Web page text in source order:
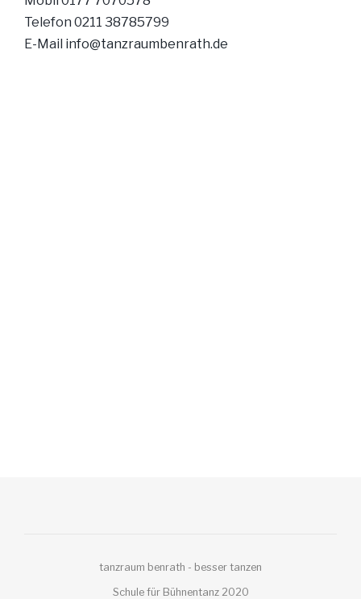
Telefon 0211 38785799
E-Mail info@tanzraumbenrath.de
tanzraum benrath - besser tanzen
Schule für Bühnentanz 2020